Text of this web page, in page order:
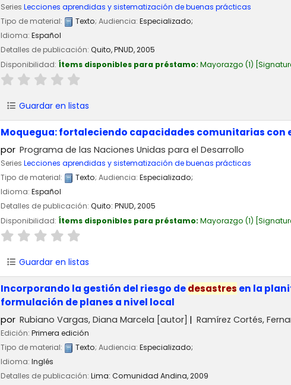
Series Lecciones aprendidas y sistematización de buenas prácticas
Tipo de material:
Texto; Audiencia: Especializado;
Idioma: Español
Detalles de publicación: Quito,PNUD,2005
Disponibilidad: Ítems disponibles para préstamo: Mayorazgo (1)
Guardar en listas
Moquegua: fortaleciendo capacidades comunitarias con
por Programa de las Naciones Unidas para el Desarrollo
Series Lecciones aprendidas y sistematización de buenas prácticas
Tipo de material:
Texto; Audiencia: Especializado;
Idioma: Español
Detalles de publicación: Quito: PNUD,2005
Disponibilidad: Ítems disponibles para préstamo: Mayorazgo (1)
Guardar en listas
Incorporando la gestión del riesgo dedesastres en la
formulación de planes a nivel local
por Rubiano Vargas, Diana Marcela [autor] Ramírez Cortés,
Edición: Primera edición
Tipo de material:
Texto; Audiencia: Especializado;
Idioma: Inglés
Detalles de publicación: Lima: Comunidad Andina,2009